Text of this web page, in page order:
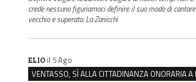
crede nessuno figuriamoci definire il suo modo di cantare
vecchio e superato. La Zanicchi
ELIO il 5 Ago